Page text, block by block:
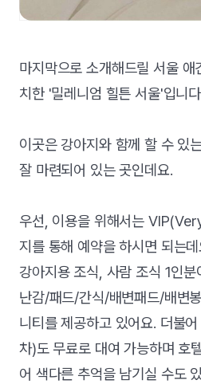
마지막으로 소개해드릴 서울 애
치한 '밀레니엄 힐튼 서울'입니
이곳은 강아지와 함께 할 수 있
잘 마련되어 있는 곳인데요.
우선, 이용을 위해서는
지를 통해 예약을 하시면 되는데
강아지용 조식, 사람 조식 1인
난감/패드/간식/배변패드/배변
니티를 제공하고 있어요. 더불
차)도 무료로 대여 가능하며 호
어 색다른 추억을 남기실 수도